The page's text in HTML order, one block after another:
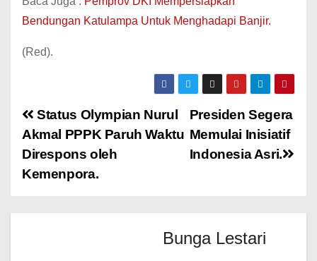
Bendungan Katulampa Untuk Menghadapi Banjir.
(Red).
Presiden Segera
Memulai Inisiatif
Indonesia Asri.
Status Olympian Nurul
Akmal PPPK Paruh Waktu
Direspons oleh
Kemenpora.
Bunga Lestari